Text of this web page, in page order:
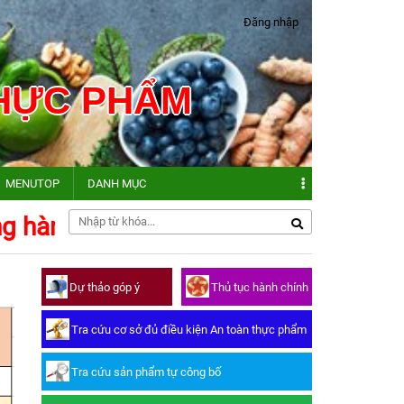
Đăng nhập
PHẨM
MENUTOP
Sơ đồ website
DANH MỤC
Thủ tục hành chính
Tra cứu cơ sở đủ điều kiện An toàn thực phẩm
Tra cứu sản phẩm tự công bố
động vì an toàn thực phẩm:
Dự thảo góp ý Thủ tục hành chính
Tra cứu cơ sở đủ điều kiện An toàn thực phẩm
Tra cứu sản phẩm tự công bố